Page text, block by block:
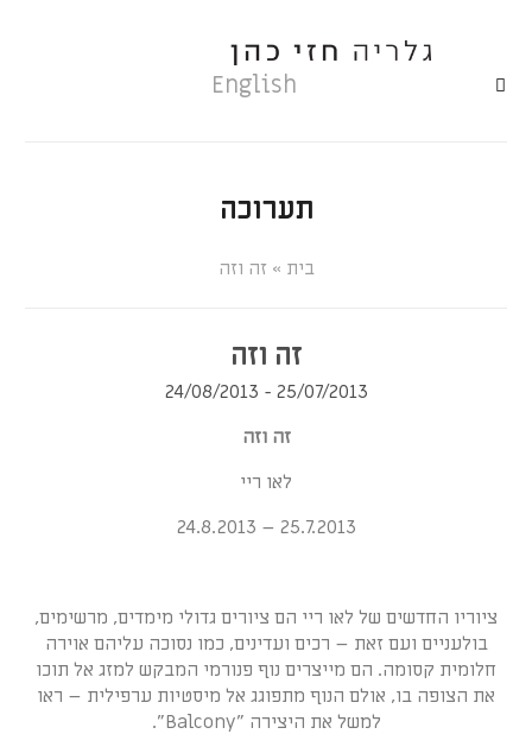
English
תערוכה
»זה וזה
זה וזה
25/07/2013 - 24/08/2013
זה וזה
לאו ריי
25.7.2013 – 24.8.2013
ציוריו החדשים של לאו ריי הם ציורים גדולי מימדים, מרשימים,
בולעניים ועם זאת – רכים ועדינים, כמו נסוכה עליהם אוירה
חלומית קסומה. הם מייצרים נוף פנורמי המבקש למזג אל תוכו
את הצופה בו, אולם הנוף מתפוגג אל מיסטיות ערפילית – ראו
למשל את היצירה "Balcony".